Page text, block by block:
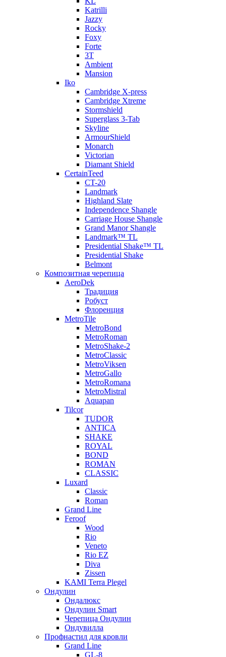
Katrilli
Jazzy
Rocky
Foxy
Forte
3T
Ambient
Mansion
Iko
Cambridge X-press
Cambridge Xtreme
Stormshield
Superglass 3-Tab
Skyline
ArmourShield
Monarch
Victorian
Diamant Shield
CertainTeed
CT-20
Landmark
Highland Slate
Independence Shangle
Carriage House Shangle
Grand Manor Shangle
Landmark™ TL
Presidential Shake™ TL
Presidential Shake
Belmont
Композитная черепица
AeroDek
Традиция
Робуст
Флоренция
MetroTile
MetroBond
MetroRoman
MetroShake-2
MetroClassic
MetroViksen
MetroGallo
MetroRomana
MetroMistral
Aquapan
Tilcor
TUDOR
ANTICA
SHAKE
ROYAL
BOND
ROMAN
CLASSIC
Luxard
Classic
Roman
Grand Line
Feroof
Wood
Rio
Veneto
Rio EZ
Diva
Zissen
KAMI Terra Plegel
Ондулин
Ондалюкс
Ондулин Smart
Черепица Ондулин
Ондувилла
Профнастил для кровли
Grand Line
GL-8